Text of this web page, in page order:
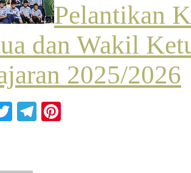
Pelantikan
dan Wakil
2025/2026
TwitterTelegram